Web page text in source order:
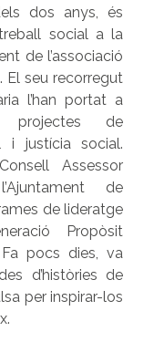
dos anys, és
social a la
de l’associació
El seu recorregut
l’han portat a
projectes de
i justícia social.
Assessor
de
de lideratge
Propòsit
Fa pocs dies, va
d’històries de
per inspirar-los